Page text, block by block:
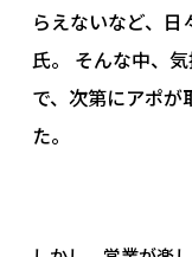
らえないなど、
氏。 そんな中、
で、次第にアポが
た。